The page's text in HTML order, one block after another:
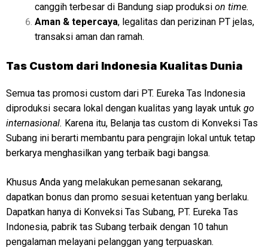
canggih terbesar di Bandung siap produksi on time.
Aman & tepercaya, legalitas dan perizinan PT jelas,
transaksi aman dan ramah.
Tas Custom dari Indonesia Kualitas Dunia
Semua tas promosi custom dari PT. Eureka Tas Indonesia
diproduksi secara lokal dengan kualitas yang layak untuk go
internasional. Karena itu, Belanja tas custom di Konveksi Tas
Subang ini berarti membantu para pengrajin lokal untuk tetap
berkarya menghasilkan yang terbaik bagi bangsa.
Khusus Anda yang melakukan pemesanan sekarang,
dapatkan bonus dan promo sesuai ketentuan yang berlaku.
Dapatkan hanya di Konveksi Tas Subang, PT. Eureka Tas
Indonesia, pabrik tas Subang terbaik dengan 10 tahun
pengalaman melayani pelanggan yang terpuaskan.